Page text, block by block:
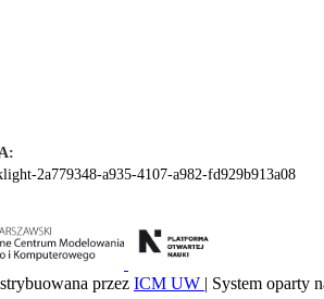
2a779348-a935-4107-a982-fd929b913a08
przez ICM UW | System oparty